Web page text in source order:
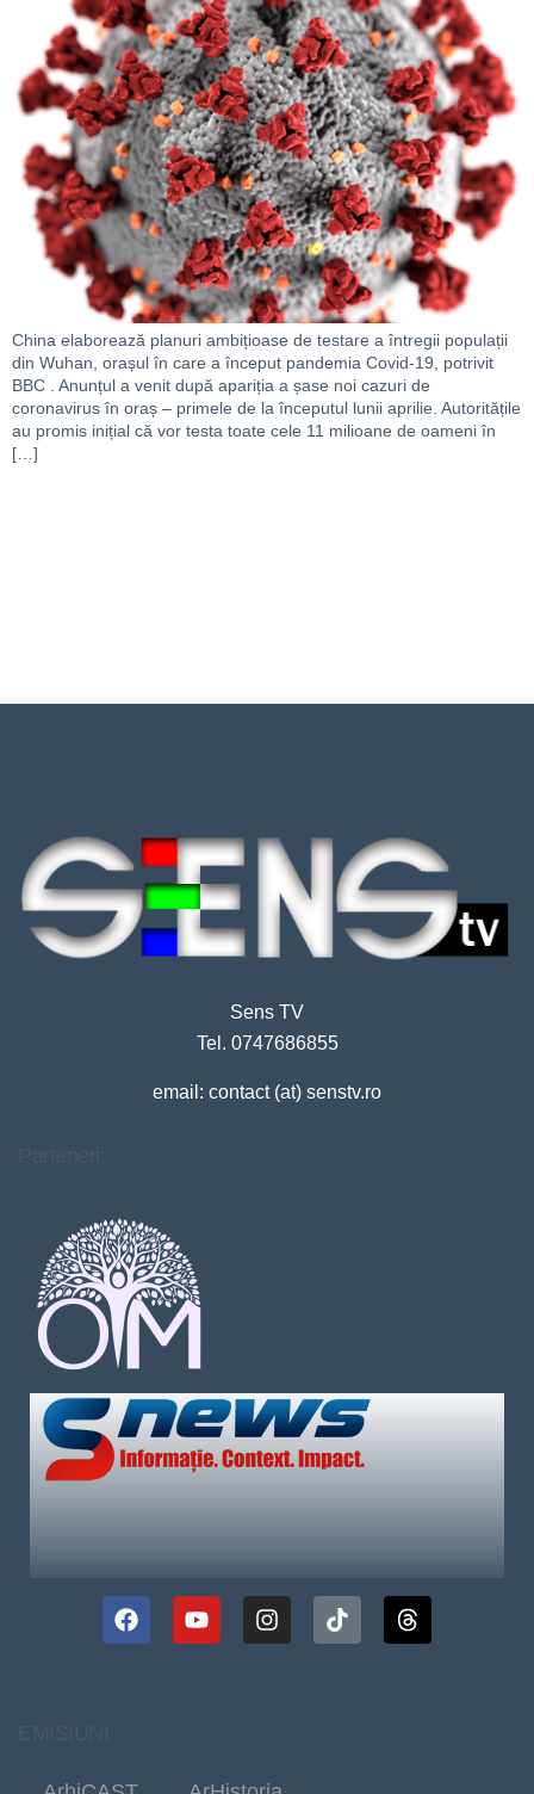
China elaborează planuri ambițioase de testare a întregii populații
din Wuhan, orașul în care a început pandemia Covid-19, potrivit
BBC . Anunțul a venit după apariția a șase noi cazuri de
coronavirus în oraș – primele de la începutul lunii aprilie. Autoritățile
au promis inițial că vor testa toate cele 11 milioane de oameni în
[…]
Sens TV
Tel. 0747686855
email: contact (at) senstv.ro